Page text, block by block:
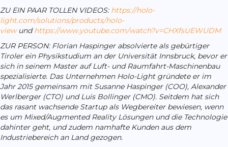
ZU EIN PAAR TOLLEN VIDEOS: https://holo-
light.com/solutions/products/holo-
viewundhttps://www.youtube.com/watch?v=CHXfsUEWUDM
ZUR PERSON: Florian Haspinger absolvierte als gebürtiger
Tiroler ein Physikstudium an der Universität Innsbruck, bevor er
sich in seinem Master auf Luft- und Raumfahrt-Maschinenbau
spezialisierte. Das Unternehmen Holo-Light gründete er im
Jahr 2015 gemeinsam mit Susanne Haspinger (COO), Alexander
Werlberger (CTO) und Luis Bollinger (CMO). Seitdem hat sich
das rasant wachsende Startup als Wegbereiter bewiesen, wenn
es um Mixed/Augmented Reality Lösungen und die Technologie
dahinter geht, und zudem namhafte Kunden aus dem
Industriebereich an Land gezogen.